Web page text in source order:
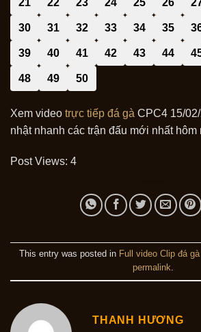
30 31 32 33 34 35
39 40 41 42 43 44
48 49 50
Xem video trực tiếp đá gà CPC4 15/
nhật nhanh các trận đấu mới nhất hôm
Post Views: 4
This entry was posted in Full video Clip đá
permalink
THANH HƯƠNG